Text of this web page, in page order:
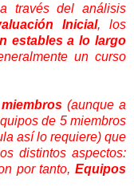
través del análisis
Inicial, los
estables a lo largo
un curso
(aunque a
de 5 miembros
así lo requiere) que
distintos aspectos:
por tanto, Equipos